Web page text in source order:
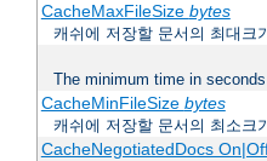
CacheMaxFileSize bytes
캐쉬에 저장할 문서의 최대크
The minimum time in
CacheMinFileSize bytes
캐쉬에 저장할 문서의 최소크
CacheNegotiatedDocs